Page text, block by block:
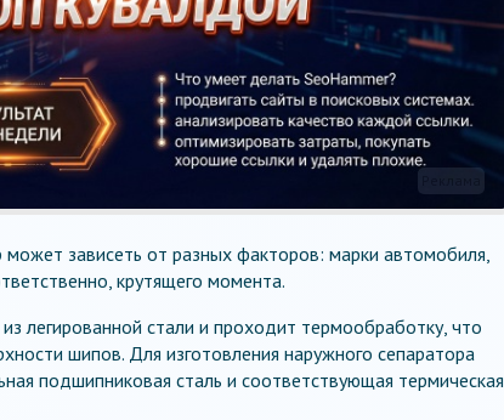
зависеть от разных факторов: марки автомобиля,
крутящего момента.
легированной стали и проходит термообработку, что
шипов. Для изготовления наружного сепаратора
подшипниковая сталь и соответствующая термическая